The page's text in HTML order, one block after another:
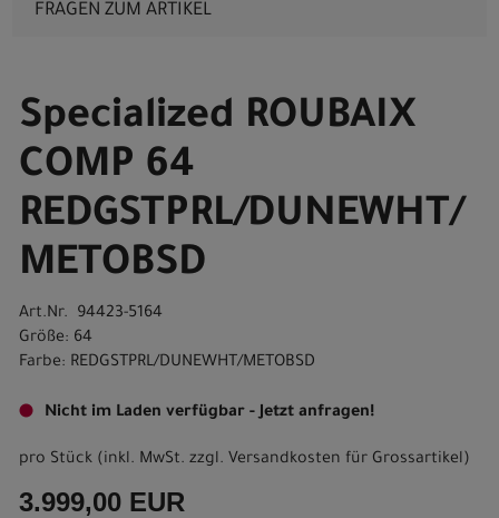
FRAGEN ZUM ARTIKEL
Specialized ROUBAIX
COMP 64
REDGSTPRL/DUNEWHT/
METOBSD
Art.Nr. 94423-5164
Größe: 64
Farbe: REDGSTPRL/DUNEWHT/METOBSD
Nicht im Laden verfügbar - Jetzt anfragen!
pro Stück (inkl. MwSt. zzgl. Versandkosten für Grossartikel)
3.999,00 EUR